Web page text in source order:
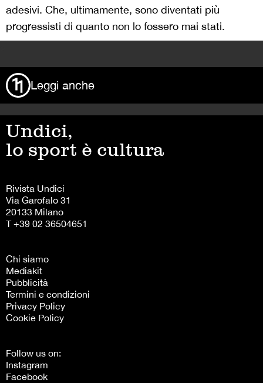
adesivi. Che, ultimamente, sono diventati più
progressisti di quanto non lo fossero mai stati.
Leggi anche
Undici,
lo sport è cultura
Rivista Undici
Via Garofalo 31
20133 Milano
T +39 02 36504651
Chi siamo
Mediakit
Pubblicità
Termini e condizioni
Privacy Policy
Cookie Policy
Follow us on:
Instagram
Facebook